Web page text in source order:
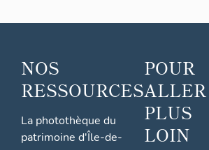
NOS
RESSOURCES
La photothèque du
patrimoine d'Île-de-
POUR
ALLER
PLUS
LOIN